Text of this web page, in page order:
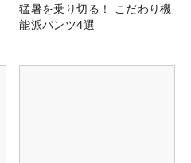
猛暑を乗り切る！ こだわり機
能派パンツ4選